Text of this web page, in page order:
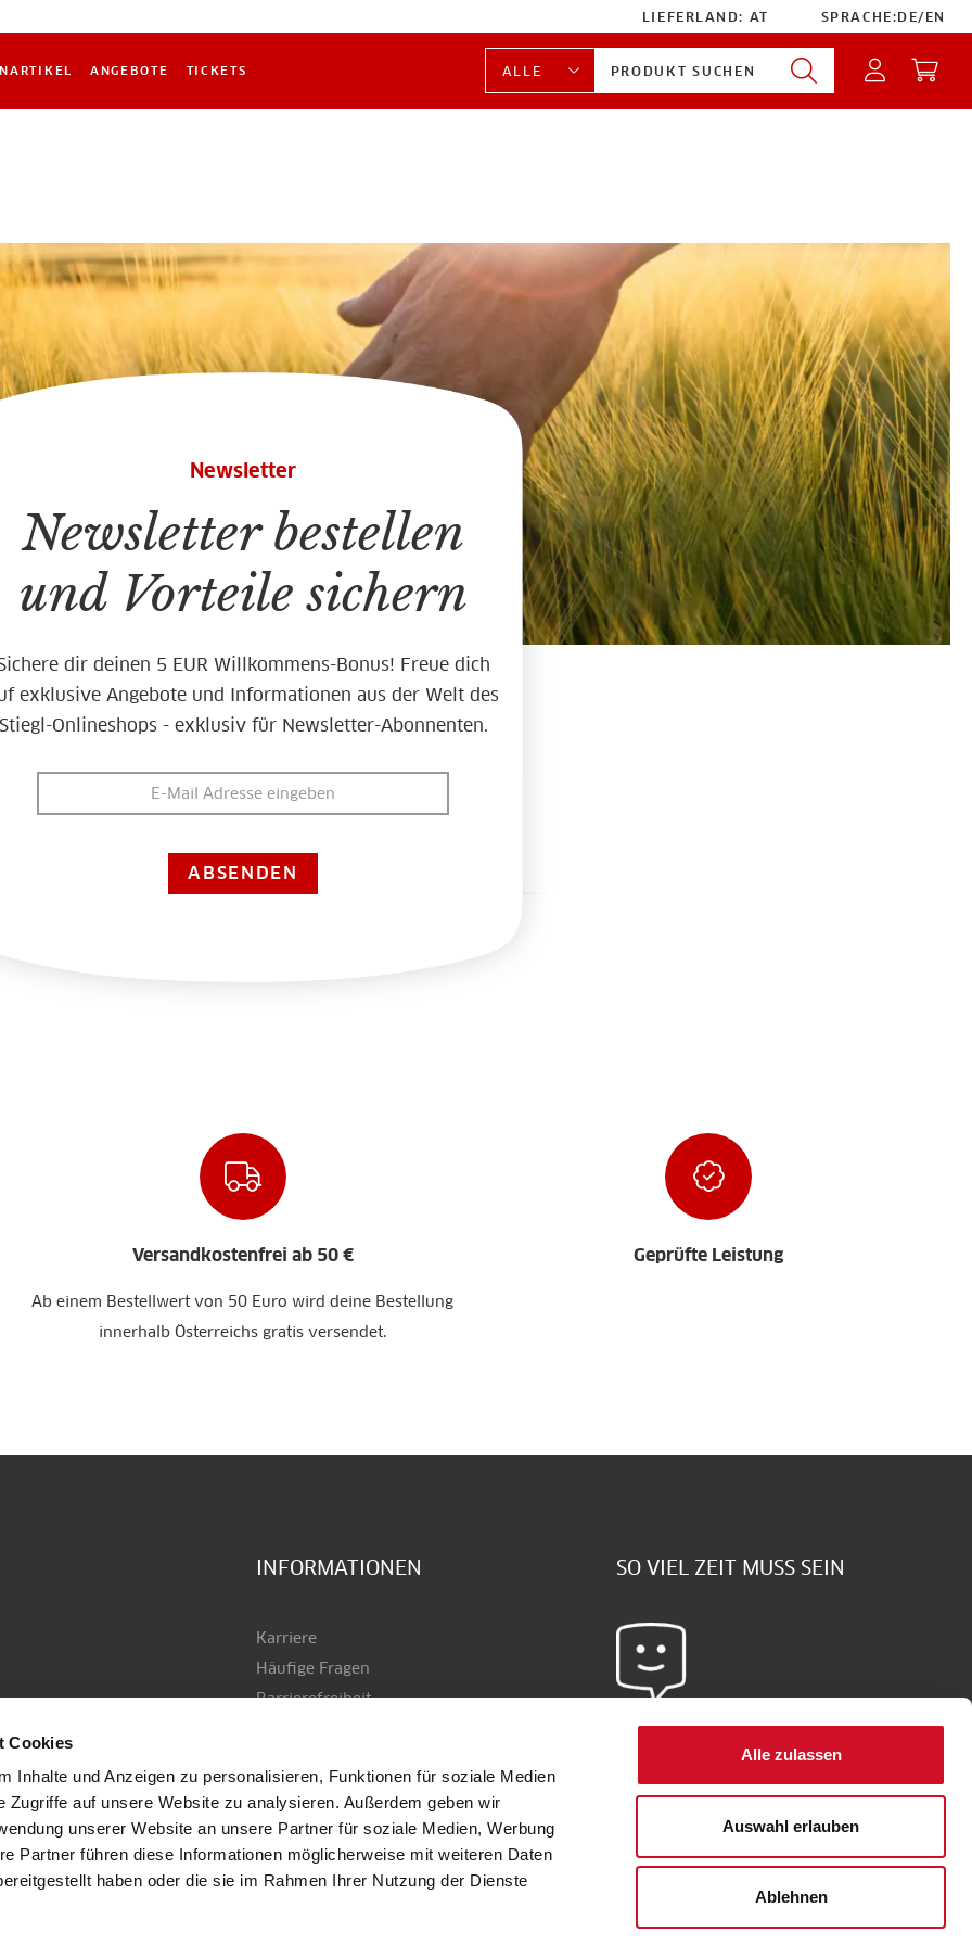
Cookies
Inhalte und Anzeigen zu personalisieren, Funktionen für soziale Medien
Zugriffe auf unsere Website zu analysieren. Außerdem geben wir
unserer Website an unsere Partner für soziale Medien, Werbung
Partner führen diese Informationen möglicherweise mit weiteren Daten
haben oder die sie im Rahmen Ihrer Nutzung der Dienste
Alle zulassen
Auswahl erlauben
Ablehnen
LIEFERLAND: AT SPRACHE:DE/EN
ANGEBOTE TICKETS
Newsletter
Newsletter bestellen
und Vorteile sichern
dir deinen 5 EUR Willkommens-Bonus! Freue dich
exklusive Angebote und Informationen aus der Welt des
Onlineshops - exklusiv für Newsletter-Abonnenten.
Versandkostenfrei ab 50 €
Ab einem Bestellwert von 50 Euro wird deine Bestellung
innerhalb Österreichs gratis versendet.
Geprüfte Leistung
INFORMATIONEN
Karriere
Häufige Fragen
Barrierefreiheit
Versand & Zahlung
Impressum
Kontakt
stiegl.at
SO VIEL ZEIT MUSS SEIN
Sie haben Fragen?
Schreiben Sie uns doch -hiergehts zum